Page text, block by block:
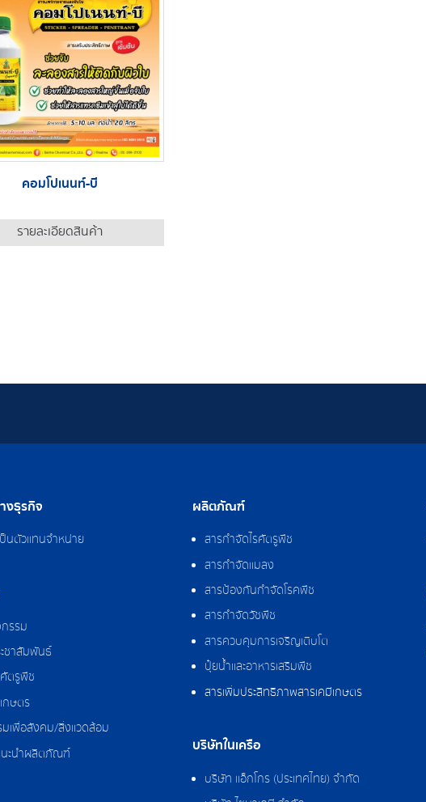
คอมโปเนนท์-บี
รายละเอียดสินค้า
งธุรกิจ
นตัวแทนจำหน่าย
รรม
ชาสัมพันธ์
ตรูพืช
กษตร
เพื่อสังคม/สิ่งแวดล้อม
นะนำผลิตภัณฑ์
ผลิตภัณฑ์
สารกำจัดไรศัตรูพืช
สารกำจัดแมลง
สารป้องกันกำจัดโรคพืช
สารกำจัดวัชพืช
สารควบคุมการเจริญเติบโต
ปุ๋ยน้ำและอาหารเสริมพืช
สารเพิ่มประสิทธิภาพสารเคมีเกษตร
บริษัทในเครือ
บริษัท แอ็กโกร (ประเทศไทย) จำกัด